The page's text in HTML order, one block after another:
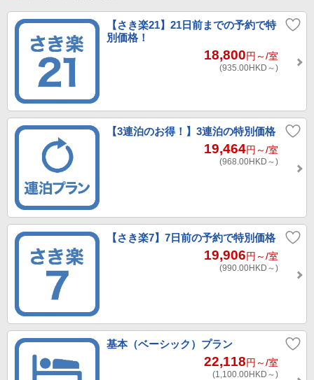
【さき楽21】21日前までの予約で特
別価格！
18,800円～/室
(935.00HKD～)
【3連泊のお得！】3連泊の特別価格
19,464円～/室
(968.00HKD～)
【さき楽7】7日前の予約で特別価格
19,906円～/室
(990.00HKD～)
基本（ベーシック）プラン
22,118円～/室
(1,100.00HKD～)